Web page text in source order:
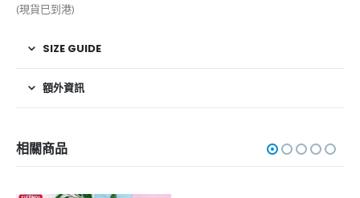
(現貨巳到港)
SIZE GUIDE
額外資訊
相關商品